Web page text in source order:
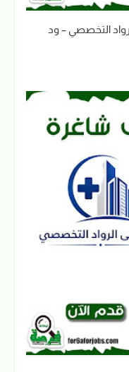
التخصصي – ود